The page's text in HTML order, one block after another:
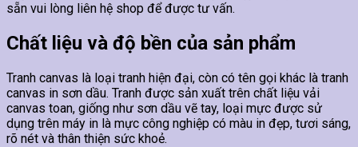
sẵn vui lòng liên hệ shop để được tư vấn.
Chất liệu và độ bền của sản phẩm
Tranh canvas là loại tranh hiện đại, còn có tên gọi khác là tranh
canvas in sơn dầu. Tranh được sản xuất trên chất liệu vải
canvas toan, giống như sơn dầu vẽ tay, loại mực được sử
dụng trên máy in là mực công nghiệp có màu in đẹp, tươi sáng,
rõ nét và thân thiện sức khoẻ.